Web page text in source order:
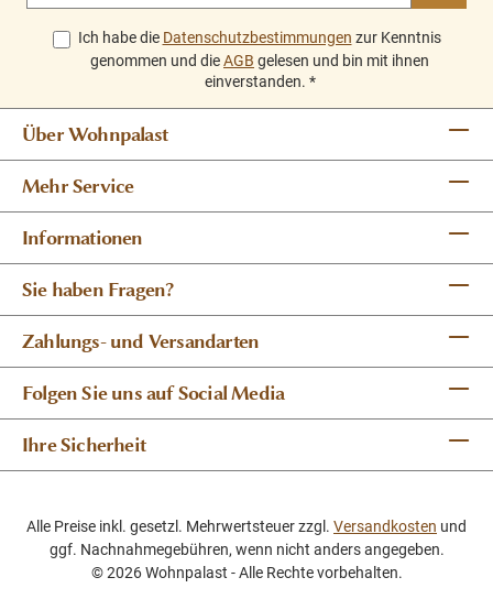
Ich habe die Datenschutzbestimmungen zur Kenntnis
genommen und dieAGB gelesen und bin mit ihnen
einverstanden. *
Über Wohnpalast
Mehr Service
Informationen
Sie haben Fragen?
Zahlungs- und Versandarten
Folgen Sie uns auf Social Media
Ihre Sicherheit
Alle Preise inkl. gesetzl. Mehrwertsteuer zzgl. Versandkosten und
ggf. Nachnahmegebühren, wenn nicht anders angegeben.
© 2026 Wohnpalast - Alle Rechte vorbehalten.